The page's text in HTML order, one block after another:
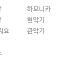
요
하모니카
현악기
관악기